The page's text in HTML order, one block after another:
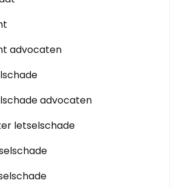
advocaten
advocaten
letselschade